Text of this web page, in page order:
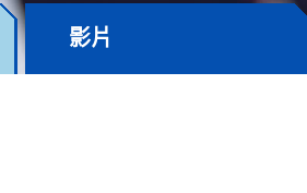
影片